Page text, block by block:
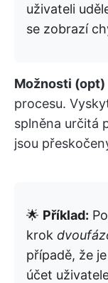
uživateli
se zobrazí
Možnosti (opt)
procesu.
splněna určitá
jsou
🌟 Příklad:
krok
případě, že
účet